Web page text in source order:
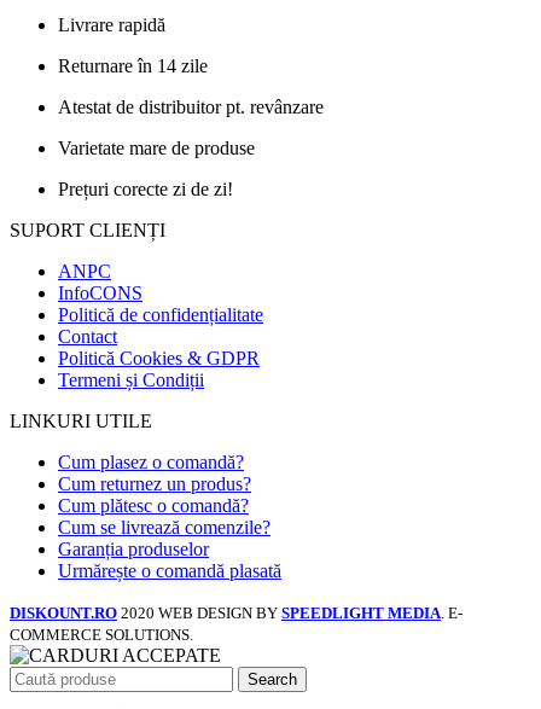
Livrare rapidă
Returnare în 14 zile
Atestat de distribuitor pt. revânzare
Varietate mare de produse
Prețuri corecte zi de zi!
SUPORT CLIENȚI
ANPC
InfoCONS
Politică de confidențialitate
Contact
Politică Cookies & GDPR
Termeni și Condiții
LINKURI UTILE
Cum plasez o comandă?
Cum returnez un produs?
Cum plătesc o comandă?
Cum se livrează comenzile?
Garanția produselor
Urmărește o comandă plasată
DISKOUNT.RO 2020 WEB DESIGN BY SPEEDLIGHT MEDIA . E-
COMMERCE SOLUTIONS.
Search